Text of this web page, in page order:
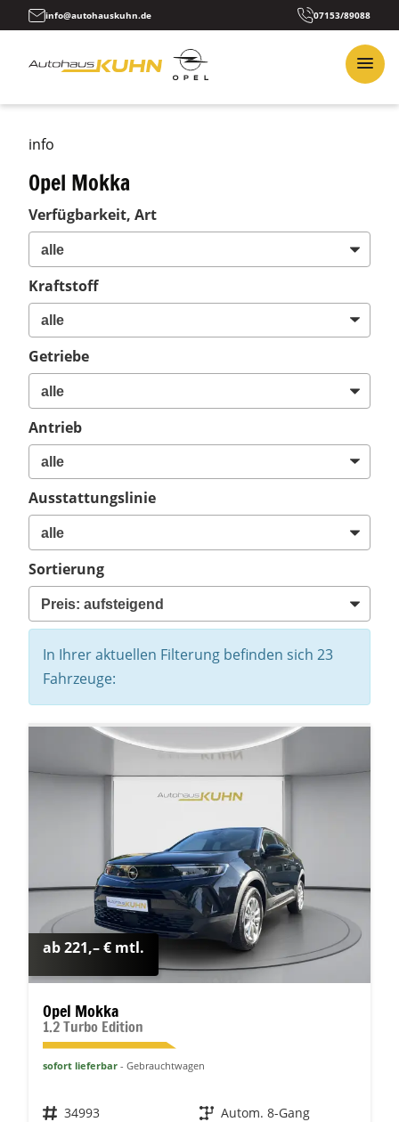
info@autohauskuhn.de 07153/89088
info
Opel Mokka
Verfügbarkeit, Art
Kraftstoff
Getriebe
Antrieb
Ausstattungslinie
Sortierung
In Ihrer aktuellen Filterung befinden sich 23
Fahrzeuge:
ab 221,– € mtl.
Opel Mokka
1.2 Turbo Edition
sofort lieferbar Gebrauchtwagen
Fahrzeugnr. 34993 Getriebe Autom. 8-Gang